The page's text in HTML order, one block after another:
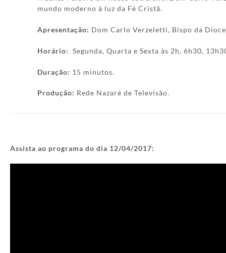
mundo moderno à luz da Fé Cristã.
Apresentação: Dom Carlo Verzeletti, Bispo da
Horário: Segunda, Quarta e Sexta às 2h, 6h30,
Duração: 15 minutos.
Produção: Rede Nazaré de Televisão.
Assista ao programa do dia 12/04/2017: